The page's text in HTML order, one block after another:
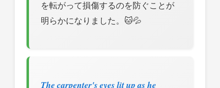
を転がって損傷するのを防ぐことが
明らかになりました。🐱💦
The carpenter's eyes lit up as he